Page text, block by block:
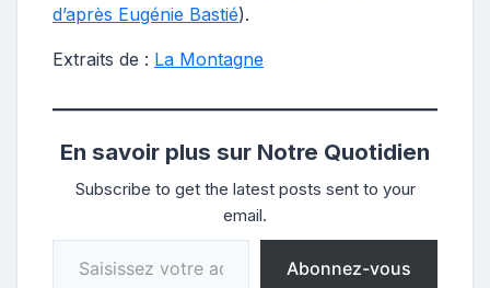
d’après Eugénie Bastié).
Extraits de : La Montagne
En savoir plus sur Notre Quotidien
Subscribe to get the latest posts sent to your
email.
Saisissez votre adresse e-mail…
Abonnez-vous